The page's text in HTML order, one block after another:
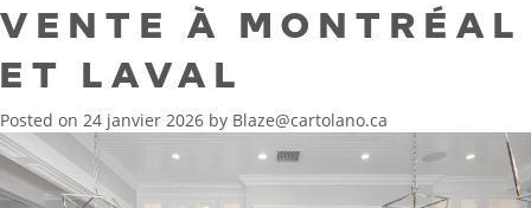
VENTE À MONTRÉAL
ET LAVAL
Posted on 24 janvier 2026 by Blaze@cartolano.ca